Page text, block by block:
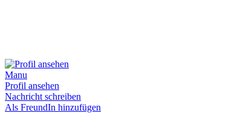
Manu
Profil ansehen
Nachricht schreiben
Als FreundIn hinzufügen